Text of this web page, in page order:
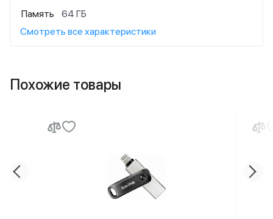
Память
64 ГБ
Смотреть все характеристики
Похожие товары